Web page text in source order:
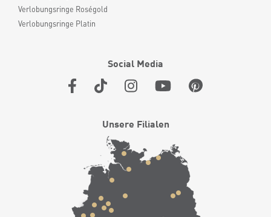
Verlobungsringe Roségold
Verlobungsringe Platin
Social Media
Unsere Filialen